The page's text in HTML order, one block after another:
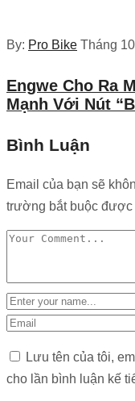
By: Pro Bike Tháng
Engwe Cho Ra
Mạnh Với Nút
Bình Luận
Email của bạn sẽ
trường bắt buộc được
Lưu tên của tôi,
cho lần bình luận kế